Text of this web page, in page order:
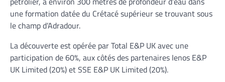
une formation datée du Crétacé supérieur se trouvant sous
le champ d’Adradour.
La découverte est opérée par Total E&P UK avec une
participation de 60%, aux côtés des partenaires Ienos E&P
UK Limited (20%) et SSE E&P UK Limited (20%).